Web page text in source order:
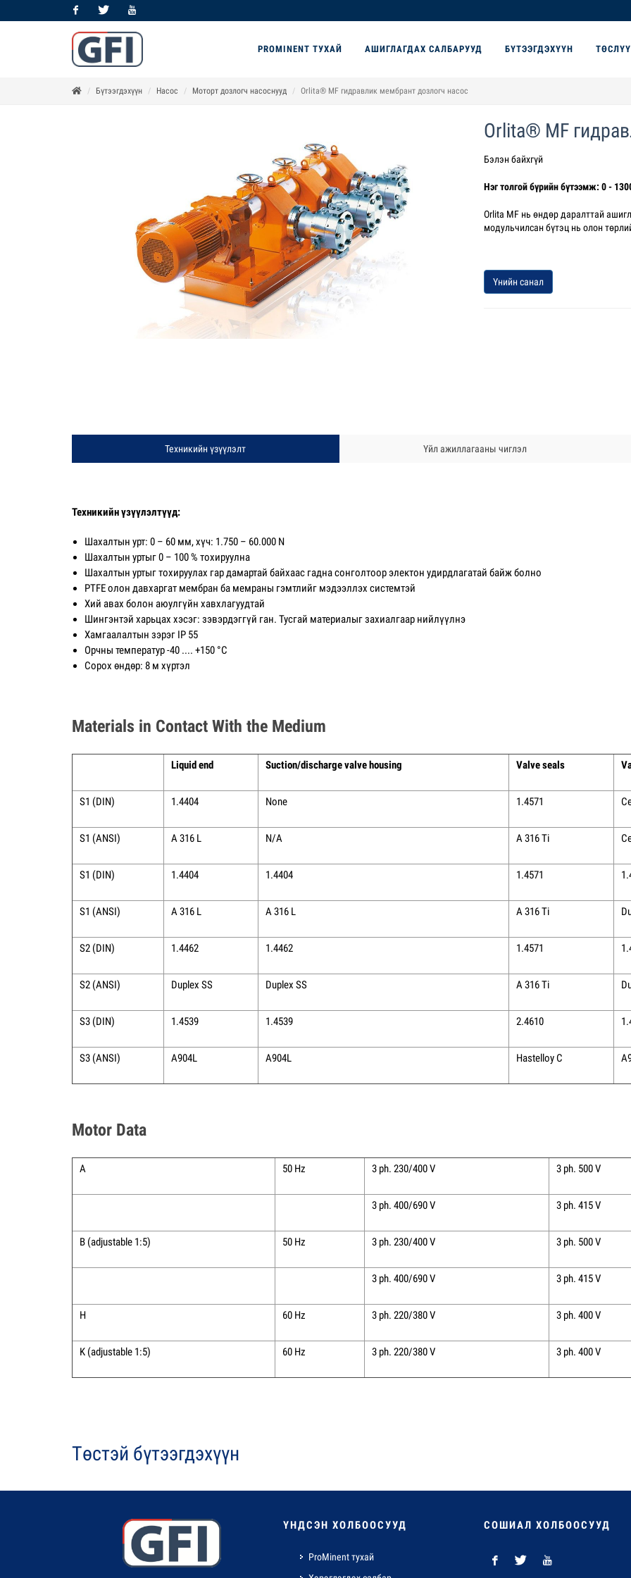
FacebookTwitter Youtube
PROMINENT ТУХАЙ
АШИГЛАГДАХ САЛБАРУУД БҮТЭЭГДЭХҮҮН
Бүтээгдэхүүн Насос Моторт дозлогч насоснууд Orlita® MF гидравлик мембрант дозлогч насос
Orlita® MF
Бэлэн байхгүй
Нэг толгой бүрийн бүтээмж: 0 -
Orlita MF нь өндөр даралттай
модульчилсан бүтэц нь олон
Үнийн санал
Техникийн үзүүлэлт Үйл ажиллагааны чиглэл
Техникийн үзүүлэлтүүд:
Шахалтын урт: 0 – 60 мм, хүч: 1.750 – 60.000 N
Шахалтын уртыг 0 – 100 % тохируулна
Шахалтын уртыг тохируулах гар дамартай байхаас гадна сонголтоор электон удирдлагатай байж болно
PTFE олон давхаргат мембран ба мемраны гэмтлийг мэдээллэх системтэй
Хий авах болон аюулгүйн хавхлагуудтай
Шингэнтэй харьцах хэсэг: зэвэрдэггүй ган. Тусгай материалыг захиалгаар нийлүүлнэ
Хамгаалалтын зэрэг IP 55
Орчны температур -40 .... +150 °С
Сорох өндөр: 8 м хүртэл
Materials in Contact With the Medium
Liquid end Suction/discharge valve housing Valve seals
S1 (DIN) 1.4404 None 1.4571
S1 (ANSI) A 316 L N/A A 316 Ti
S1 (DIN) 1.4404 1.4404 1.4571
S1 (ANSI) A 316 L A 316 L A 316 Ti
S2 (DIN) 1.4462 1.4462 1.4571
S2 (ANSI) Duplex SS Duplex SS A 316 Ti
S3 (DIN) 1.4539 1.4539 2.4610
S3 (ANSI) A904L A904L Hastelloy C
Motor Data
A 50 Hz 3 ph. 230/400 V 3 ph. 500 V
3 ph. 400/690 V 3 ph. 415 V
B (adjustable 1:5) 50 Hz 3 ph. 230/400 V 3 ph. 500 V
3 ph. 400/690 V 3 ph. 415 V
H 60 Hz 3 ph. 220/380 V 3 ph. 400 V
K (adjustable 1:5) 60 Hz 3 ph. 220/380 V 3 ph. 400 V
Төстэй бүтээгдэхүүн
ҮНДСЭН ХОЛБООСУУД
ProMinent тухай
СОШИАЛ ХОЛБООСУУД